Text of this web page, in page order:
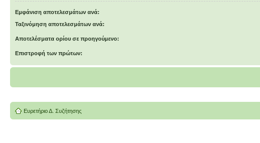
Εμφάνιση αποτελεσμάτων ανά:
Ταξινόμηση αποτελεσμάτων ανά:
Αποτελέσματα ορίου σε προηγούμενο:
Επιστροφή των πρώτων:
Ευρετήριο Δ. Συζήτησης